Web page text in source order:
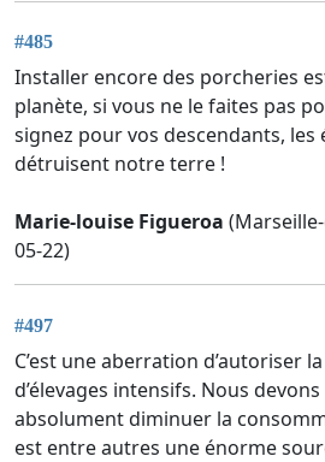
#485
Installer encore des porcheries
planète, si vous ne le faites pas
signez pour vos descendants, les
détruisent notre terre !
Marie-louise Figueroa
05-22)
#497
C’est une aberration d’autoriser
d’élevages intensifs. Nous
absolument diminuer la
est entre autres une énorme